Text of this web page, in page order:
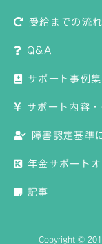
受給までの流れ
Q&A
サポート事例集
サポート内容・
障害認定基準
年金サポート
記事
Copyright ©